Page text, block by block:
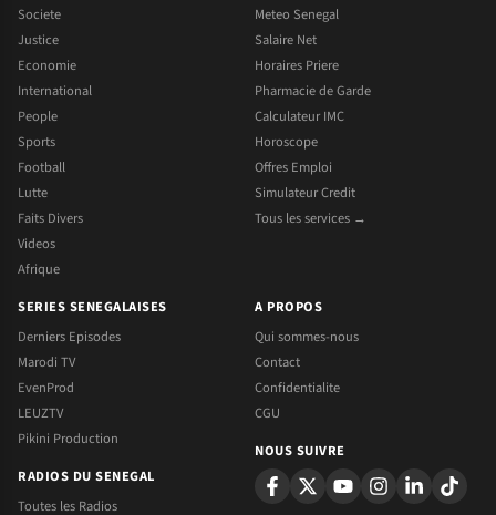
Societe
Justice
Economie
International
People
Sports
Football
Lutte
Faits Divers
Videos
Afrique
Meteo Senegal
Salaire Net
Horaires Priere
Pharmacie de Garde
Calculateur IMC
Horoscope
Offres Emploi
Simulateur Credit
Tous les services →
SERIES SENEGALAISES
Derniers Episodes
Marodi TV
EvenProd
LEUZTV
Pikini Production
RADIOS DU SENEGAL
Toutes les Radios
A PROPOS
Qui sommes-nous
Contact
Confidentialite
CGU
NOUS SUIVRE